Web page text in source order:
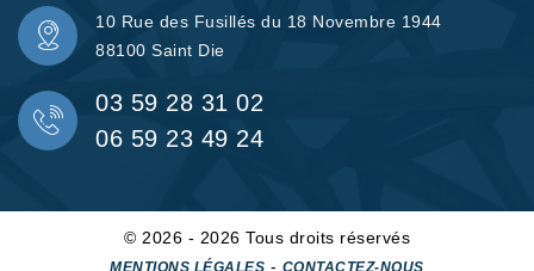
10 Rue des Fusillés du 18 Novembre 1944
88100 Saint Die
03 59 28 31 02
06 59 23 49 24
© 2026 - 2026 Tous droits réservés
MENTIONS LÉGALES - CONTACTEZ-NOUS